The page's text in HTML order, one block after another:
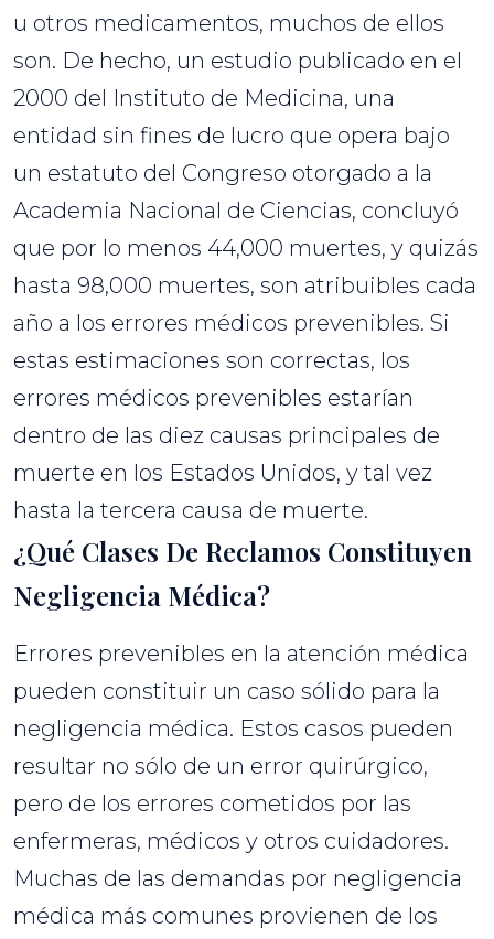
u otros medicamentos, muchos de ellos
son. De hecho, un estudio publicado en el
2000 del Instituto de Medicina, una
entidad sin fines de lucro que opera bajo
un estatuto del Congreso otorgado a la
Academia Nacional de Ciencias, concluyó
que por lo menos 44,000 muertes, y quizás
hasta 98,000 muertes, son atribuibles cada
año a los errores médicos prevenibles. Si
estas estimaciones son correctas, los
errores médicos prevenibles estarían
dentro de las diez causas principales de
muerte en los Estados Unidos, y tal vez
hasta la tercera causa de muerte.
¿Qué Clases De Reclamos Constituyen
Negligencia Médica?
Errores prevenibles en la atención médica
pueden constituir un caso sólido para la
negligencia médica. Estos casos pueden
resultar no sólo de un error quirúrgico,
pero de los errores cometidos por las
enfermeras, médicos y otros cuidadores.
Muchas de las demandas por negligencia
médica más comunes provienen de los